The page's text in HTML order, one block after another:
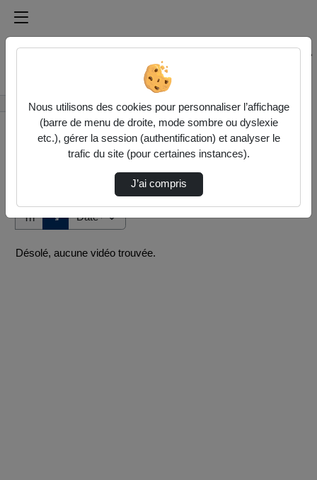
Médiathèque de l'université Paris
Rechercher un média sur Médiathèque de l'université
Accueil Vidéos
Tri ↘
Désolé, aucune vidéo trouvée.
Nous utilisons des cookies pour personnaliser l’affichage
(barre de menu de droite, mode sombre ou dyslexie
etc.), gérer la session (authentification) et analyser le
trafic du site (pour certaines instances).
J’ai compris